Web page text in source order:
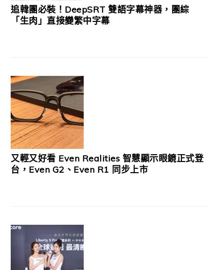
追韓團必裝！DeepSRT 雙語字幕神器，團綜
「生肉」直接變繁中字幕
又輕又好看 Even Realities 智慧顯示眼鏡正式登
台，Even G2、Even R1 同步上市